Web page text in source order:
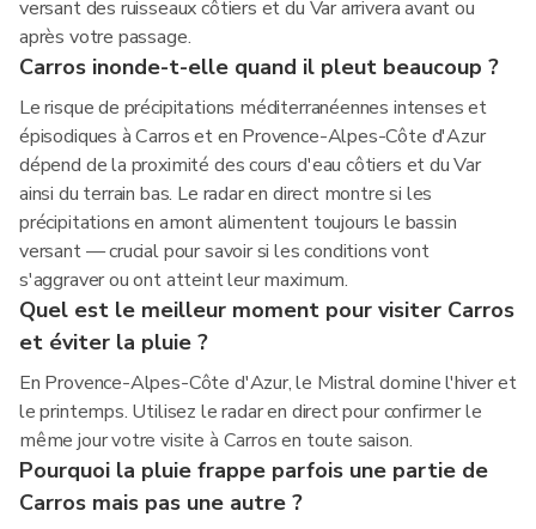
versant des ruisseaux côtiers et du Var arrivera avant ou
après votre passage.
Carros inonde-t-elle quand il pleut beaucoup ?
Le risque de précipitations méditerranéennes intenses et
épisodiques à Carros et en Provence-Alpes-Côte d'Azur
dépend de la proximité des cours d'eau côtiers et du Var
ainsi du terrain bas. Le radar en direct montre si les
précipitations en amont alimentent toujours le bassin
versant — crucial pour savoir si les conditions vont
s'aggraver ou ont atteint leur maximum.
Quel est le meilleur moment pour visiter Carros
et éviter la pluie ?
En Provence-Alpes-Côte d'Azur, le Mistral domine l'hiver et
le printemps. Utilisez le radar en direct pour confirmer le
même jour votre visite à Carros en toute saison.
Pourquoi la pluie frappe parfois une partie de
Carros mais pas une autre ?